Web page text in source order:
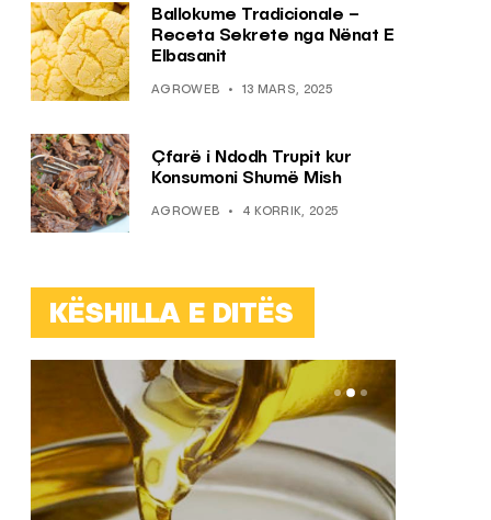
Ballokume Tradicionale –
Receta Sekrete nga Nënat E
Elbasanit
AGROWEB 13 MARS, 2025
Çfarë i Ndodh Trupit kur
Konsumoni Shumë Mish
AGROWEB 4 KORRIK, 2025
KËSHILLA E DITËS